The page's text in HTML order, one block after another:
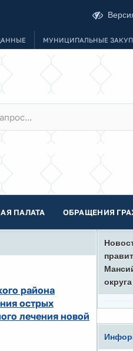
МУНИЦИПАЛЬНЫЕ
ПАЛАТА ОБРАЩЕНИЯ
района
острых
лечения новой